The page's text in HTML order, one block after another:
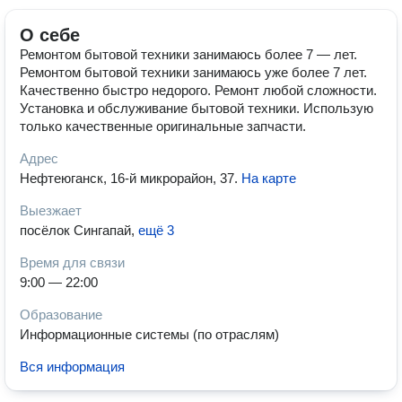
О себе
Ремонтом бытовой техники занимаюсь более 7 — лет.
Ремонтом бытовой техники занимаюсь уже более 7 лет.
Качественно быстро недорого. Ремонт любой сложности.
Установка и обслуживание бытовой техники. Использую
только качественные оригинальные запчасти.
Адрес
Нефтеюганск, 16-й микрорайон, 37. На карте
Выезжает
посёлок Сингапай, ещё 3
Время для связи
9:00 — 22:00
Образование
Информационные системы (по отраслям)
Вся информация